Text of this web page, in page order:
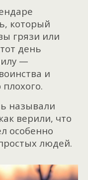
который
грязи или
день
—
и
называли
верили, что
особенно
людей.